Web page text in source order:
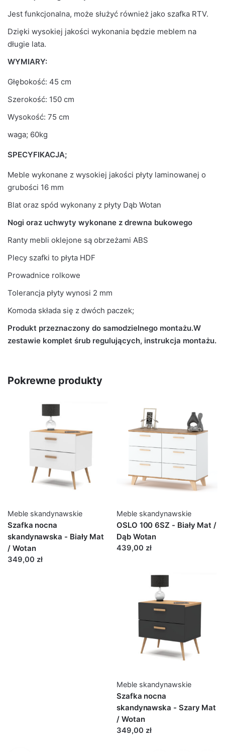
Jest funkcjonalna, może służyć również jako szafka RTV.
Dzięki wysokiej jakości wykonania będzie meblem na
długie lata.
WYMIARY:
Głębokość: 45 cm
Szerokość: 150 cm
Wysokość: 75 cm
waga; 60kg
SPECYFIKACJA;
Meble wykonane z wysokiej jakości płyty laminowanej o
grubości 16 mm
Blat oraz spód wykonany z płyty Dąb Wotan
Nogi oraz uchwyty wykonane z drewna bukowego
Ranty mebli oklejone są obrzeżami ABS
Plecy szafki to płyta HDF
Prowadnice rolkowe
Tolerancja płyty wynosi 2 mm
Komoda składa się z dwóch paczek;
Produkt przeznaczony do samodzielnego montażu.W
zestawie komplet śrub regulujących, instrukcja montażu.
Grubość
płyty
16mm
Prowadnice
Model Oslo 150
Kolor nóżek
Pokrewne produkty
Meble skandynawskie
Szafka nocna
skandynawska - Biały Mat
/ Wotan
349,00 zł
Meble skandynawskie
OSLO 100 6SZ - Biały Mat /
Dąb Wotan
439,00 zł
Meble skandynawskie
Szafka nocna
skandynawska - Szary Mat
/ Wotan
349,00 zł